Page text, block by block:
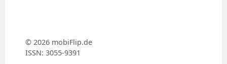
© 2026 mobiFlip.de
ISSN: 3055-9391